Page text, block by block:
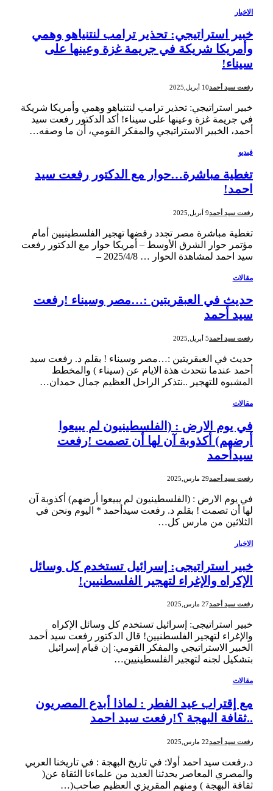
الاخبار
خبير استراتيجي: تحذير ترامب لنتنياهو وهمي
وأمريكا شريكة في جريمة غزة وعينها على
سيناء!
رفعت سيد أحمد10 أبريل,2025
خبير استراتيجي: تحذير ترامب لنتنياهو وهمي وأمريكا شريكة
في جريمة غزة وعينها على سيناء! أكد الدكتور رفعت سيد
أحمد، الخبير الاستراتيجي والمفكر القومي، أن ما وصفه…
فيديو
تغطية مباشرة…حوار مع الدكتور رفعت سيد
احمد!
رفعت سيد أحمد9 أبريل,2025
تغطية مباشرة مصر تجدد رفضها تهجير الفلسطينيين أمام
مؤتمر حوار الشرق الأوسط – أمريكا حوار مع الدكتور رفعت
سيد احمد لمشاهدة الحوار … 2025/4/8 –
مقالات
حديث في العبقريتين :…مصر وسيناء !رفعت
سيد أحمد
رفعت سيد أحمد5 أبريل,2025
حديث في العبقريتين :…مصر وسيناء ! بقلم د. رفعت سيد
أحمد عندما نتحدث هذة الايام عن (سيناء ) والمخطط
المشبوه للتهجير ..نتذكر الراحل العظيم جمال حمدان…
مقالات
في يوم الارض : (الفلسطينيون لم يبيعوا
أرضهم) أكذوبة آن لها أن تصمت !رفعت
سيدأحمد
رفعت سيد أحمد29 مارس,2025
في يوم الارض : (الفلسطينيون لم يبيعوا أرضهم) أكذوبة آن
لها أن تصمت ! بقلم د. رفعت سيدأحمد * اليوم ونحن في
الثلاثين من مارس كل…
الاخبار
خبير استراتيجى: إسرائيل تستخدم كل وسائل
الإكراه والإغراء لتهجير الفلسطنيين!
رفعت سيد أحمد27 مارس,2025
خبير استراتيجى: إسرائيل تستخدم كل وسائل الإكراه
والإغراء لتهجير الفلسطنيين! قال الدكتور رفعت سيد أحمد
الخبير الاستراتيجي والمفكر القومي: إن قيام إسرائيل
بتشكيل لجنه لتهجير الفلسطينيين…
مقالات
مع إقتراب عيد الفطر : لماذا أبدع المصريون
..ثقافة البهجة ؟!رفعت سيد احمد
رفعت سيد أحمد22 مارس,2025
د.رفعت سيد احمد أولا: في تاريخ البهجة : في تاريخنا العربي
والمصري المعاصر يحدثنا العديد من علماءنا الثقاة عن(
ثقافة البهجة ) ومنهم المقريزي العظيم صاحب(…